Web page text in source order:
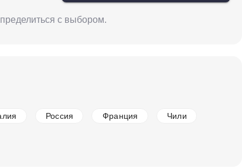
12 375 ₽
с выбором.
Россия Франция Чили